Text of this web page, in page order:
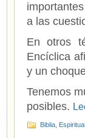
a las
En otros
Encíclica
y un
Tenemos
posibles.
Biblia